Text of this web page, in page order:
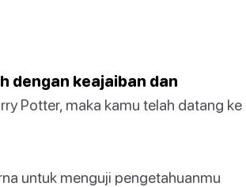
dengan keajaiban dan
Potter, maka kamu telah datang ke
untuk menguji pengetahuanmu